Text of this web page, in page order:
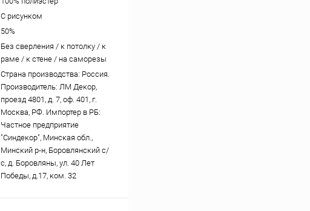
С рисунком
50%
Без сверления / к потолку / к
раме / к стене / на саморезы
Страна производства: Россия.
Производитель: ЛМ Декор,
проезд 4801, д. 7, оф. 401, г.
Москва, РФ. Импортер в РБ:
Частное предприятие
"Синдекор", Минская обл.,
Минский р-н, Боровлянский с/
с, д. Боровляны, ул. 40 Лет
Победы, д.17, ком. 32